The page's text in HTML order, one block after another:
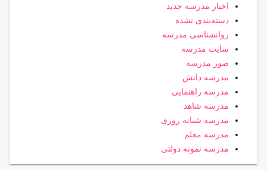
اخبار مدرسه جدید
دسته‌بندی نشده
روانشناسی مدرسه
سایت مدرسه
صور مدرسه
مدرسه دانش
مدرسه راهنمایی
مدرسه شاهد
مدرسه شبانه روزی
مدرسه معلم
مدرسه نمونه دولتی